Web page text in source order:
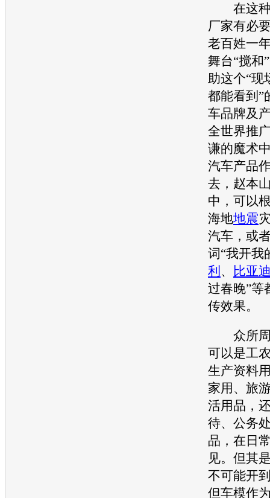
在这种
厂家有必
老百姓一
舞台“搅和
助这个“现
都能看到”
车品牌及
全世界推
谦的魔术
汽车产品
去，赵本
中，可以
海地地震
汽车，或
词“我开我
利 、
比亚
过春晚”等
传效果。
众所周
可以是工
生产资料
家用、旅
活用品，
待、公务
品，在日
见。但其
不可能开
但车模作